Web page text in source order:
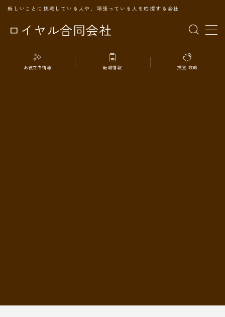
ロイヤル合同会社
新しいことに挑戦している人や、頑張っている人を応援する会社
MENU
TOPページ
お役立ち情報 転職情報 投資 攻略